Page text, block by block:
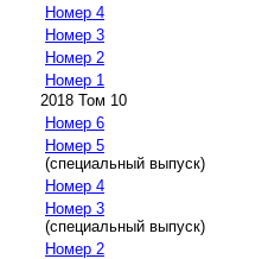
Номер 4
Номер 3
Номер 2
Номер 1
2018 Том 10
Номер 6
Номер 5
(специальный выпуск)
Номер 4
Номер 3
(специальный выпуск)
Номер 2